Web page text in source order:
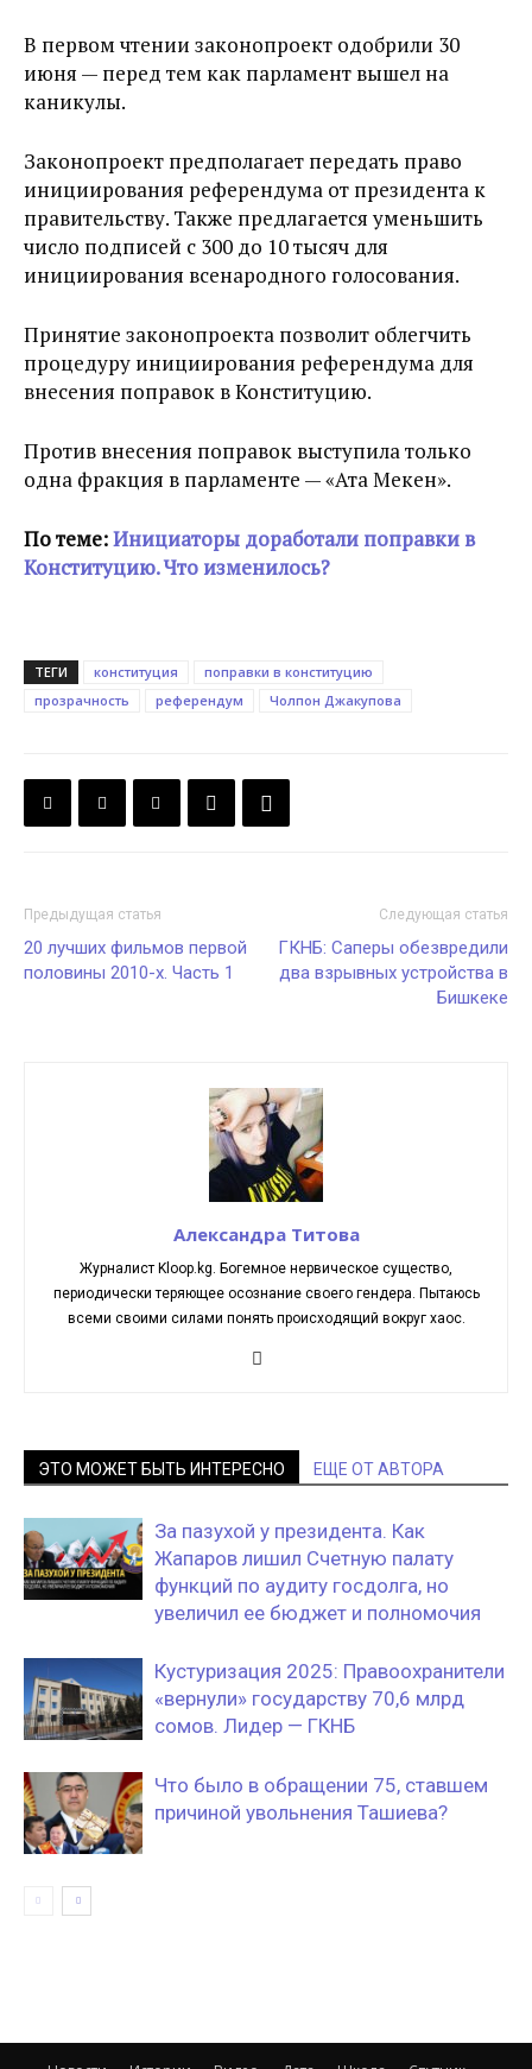
В первом чтении законопроект одобрили 30
июня — перед тем как парламент вышел на
каникулы.
Законопроект предполагает передать право
инициирования референдума от президента к
правительству. Также предлагается уменьшить
число подписей с 300 до 10 тысяч для
инициирования всенародного голосования.
Принятие законопроекта позволит облегчить
процедуру инициирования референдума для
внесения поправок в Конституцию.
Против внесения поправок выступила только
одна фракция в парламенте — «Ата Мекен».
По теме:Инициаторы доработали поправки в
Конституцию. Что изменилось?
ТЕГИ конституция
поправки в конституцию
прозрачность
референдум Чолпон Джакупова
Предыдущая статья
20 лучших фильмов первой
половины 2010-х. Часть 1
Следующая статья
ГКНБ: Саперы обезвредили
два взрывных устройства в
Бишкеке
Александра Титова
Журналист Kloop.kg. Богемное нервическое существо,
периодически теряющее осознание своего гендера. Пытаюсь
всеми своими силами понять происходящий вокруг хаос.
ЭТО МОЖЕТ БЫТЬ ИНТЕРЕСНО ЕЩЕ ОТ АВТОРА
За пазухой у президента. Как
Жапаров лишил Счетную палату
функций по аудиту госдолга, но
увеличил ее бюджет и полномочия
Кустуризация 2025: Правоохранители
«вернули» государству 70,6 млрд
сомов. Лидер — ГКНБ
Что было в обращении 75, ставшем
причиной увольнения Ташиева?